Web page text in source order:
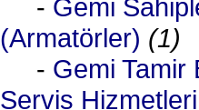
- Gemi
(Armatörler) (1)
- Gemi Tamir
Servis Hizmetleri